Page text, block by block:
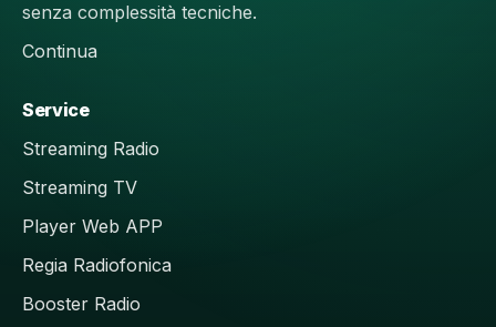
senza complessità tecniche.
Continua
Service
Streaming Radio
Streaming TV
Player Web APP
Regia Radiofonica
Booster Radio